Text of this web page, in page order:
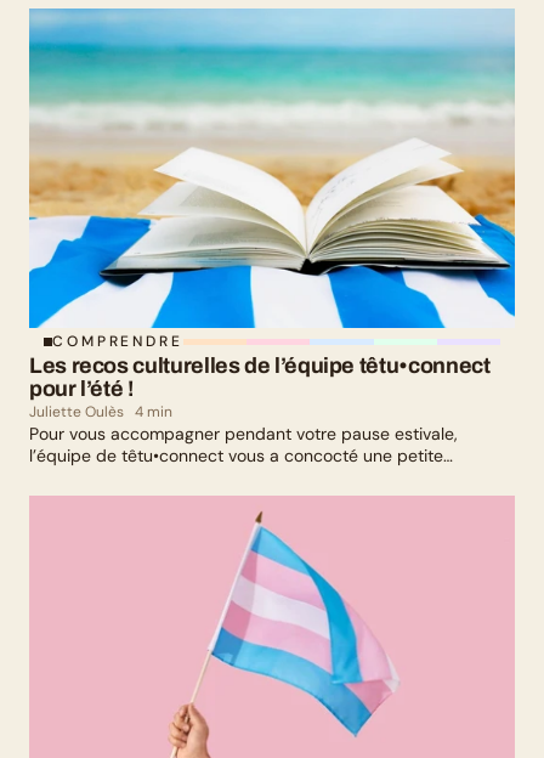
leurs parcours de parents LGBTQ+.
COMPRENDRE
Les recos culturelles de l’équipe têtu•connect
pour l’été !
Juliette Oulès 4 min
Pour vous accompagner pendant votre pause estivale,
l’équipe de têtu•connect vous a concocté une petite
culturelle : il y en a pour tous les goûts !